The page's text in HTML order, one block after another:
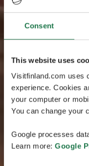
Consent
This website uses
Visitfinland.com uses
experience. Cookies
your computer or
You can change your
Google processes
Learn more: Google